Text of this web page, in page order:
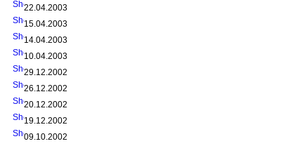
22.04.2003
15.04.2003
14.04.2003
10.04.2003
29.12.2002
26.12.2002
20.12.2002
19.12.2002
09.10.2002